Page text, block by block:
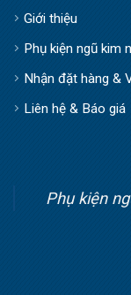
Giới thiệu
Phụ kiện ngũ kim
Nhận đặt hàng &
Liên hệ & Báo giá
Phụ kiện